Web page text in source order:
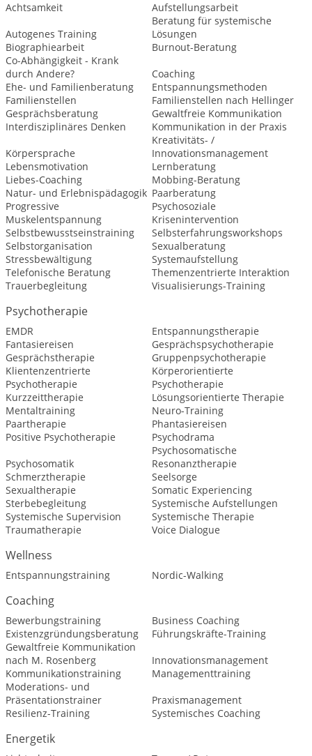
Achtsamkeit
Aufstellungsarbeit
Autogenes Training
Beratung für systemische
Lösungen
Biographiearbeit
Burnout-Beratung
Co-Abhängigkeit - Krank
durch Andere?
Coaching
Ehe- und Familienberatung
Entspannungsmethoden
Familienstellen
Familienstellen nach Hellinger
Gesprächsberatung
Gewaltfreie Kommunikation
Interdisziplinäres Denken
Kommunikation in der Praxis
Körpersprache
Kreativitäts- /
Innovationsmanagement
Lebensmotivation
Lernberatung
Liebes-Coaching
Mobbing-Beratung
Natur- und Erlebnispädagogik Paarberatung
Progressive
Muskelentspannung
Psychosoziale
Krisenintervention
Selbstbewusstseinstraining
Selbsterfahrungsworkshops
Selbstorganisation
Sexualberatung
Stressbewältigung
Systemaufstellung
Telefonische Beratung
Themenzentrierte Interaktion
Trauerbegleitung
Visualisierungs-Training
Psychotherapie
EMDR
Entspannungstherapie
Fantasiereisen
Gesprächspsychotherapie
Gesprächstherapie
Gruppenpsychotherapie
Klientenzentrierte
Psychotherapie
Körperorientierte
Psychotherapie
Kurzzeittherapie
Lösungsorientierte Therapie
Mentaltraining
Neuro-Training
Paartherapie
Phantasiereisen
Positive Psychotherapie
Psychodrama
Psychosomatik
Psychosomatische
Resonanztherapie
Schmerztherapie
Seelsorge
Sexualtherapie
Somatic Experiencing
Sterbebegleitung
Systemische Aufstellungen
Systemische Supervision
Systemische Therapie
Traumatherapie
Voice Dialogue
Wellness
Entspannungstraining Nordic-Walking
Coaching
Bewerbungstraining
Business Coaching
Existenzgründungsberatung
Führungskräfte-Training
Gewaltfreie Kommunikation
nach M. Rosenberg
Innovationsmanagement
Kommunikationstraining
Managementtraining
Moderations- und
Präsentationstrainer
Praxismanagement
Resilienz-Training
Systemisches Coaching
Energetik